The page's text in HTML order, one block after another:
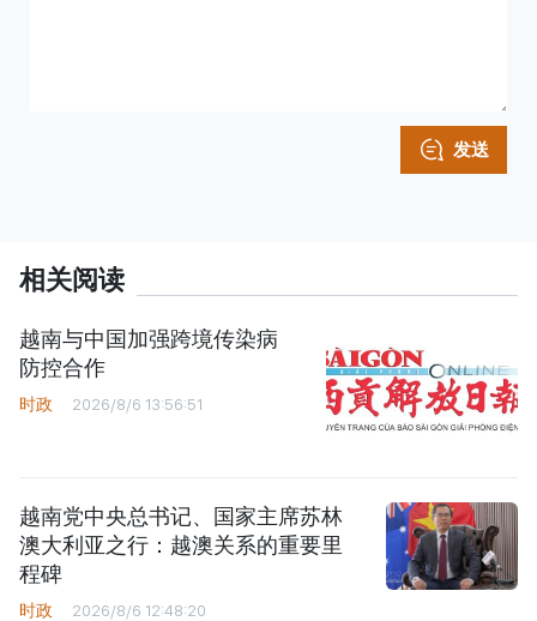
发送
相关阅读
越南与中国加强跨境传染病
防控合作
时政 2026/8/6 13:56:51
越南党中央总书记、国家主席苏林
澳大利亚之行：越澳关系的重要里
程碑
时政 2026/8/6 12:48:20